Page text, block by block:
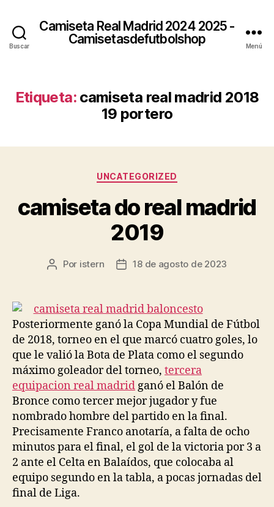
Buscar
Camiseta Real Madrid 2024 2025 -
Camisetasdefutbolshop
Menú
Etiqueta: camiseta real madrid 2018
19 portero
Categorías
UNCATEGORIZED
camiseta do real madrid
2019
Autor
entrada
Por istern
Fecha
entrada
18 de agosto de 2023
Posteriormente ganó la Copa Mundial de Fútbol
de 2018, torneo en el que marcó cuatro goles, lo
que le valió la Bota de Plata como el segundo
máximo goleador del torneo, tercera
equipacion real madrid ganó el Balón de
Bronce como tercer mejor jugador y fue
nombrado hombre del partido en la final.
Precisamente Franco anotaría, a falta de ocho
minutos para el final, el gol de la victoria por 3 a
2 ante el Celta en Balaídos, que colocaba al
equipo segundo en la tabla, a pocas jornadas del
final de Liga.